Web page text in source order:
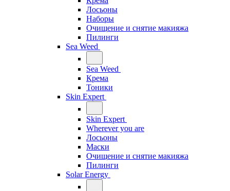
Лосьоны
Наборы
Очищение и снятие макияжа
Пилинги
Sea Weed
Sea Weed
Крема
Тоники
Skin Expert
Skin Expert
Wherever you are
Лосьоны
Маски
Очищение и снятие макияжа
Пилинги
Solar Energy